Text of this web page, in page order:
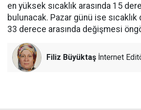
en yüksek sıcaklık arasında 15
bulunacak. Pazar günü ise
33 derece arasında değişmesi
Filiz Büyüktaş İnternet